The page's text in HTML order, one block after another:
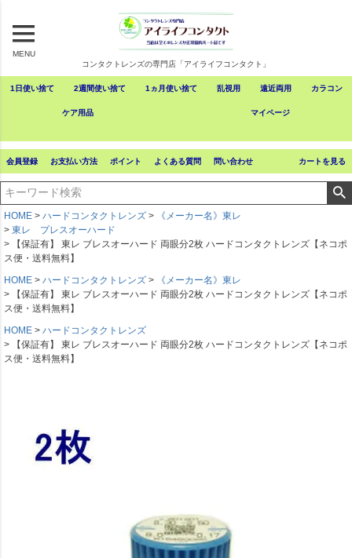
MENU
コンタクトレンズの専門店「アイライフコンタクト」
1日使い捨て 2週間使い捨て 1ヵ月使い捨て 乱視用 遠近両用 カラコン
ケア用品 マイページ
会員登録 お支払い方法 ポイント よくある質問 問い合わせ カートを見る
HOME ハードコンタクトレンズ
《メーカー名》東レ
東レ プレスオーハード
【保証有】 東レ ブレスオーハード 両眼分2枚 ハードコンタクトレンズ【ネコポ
ス便・送料無料】
HOME
ハードコンタクトレンズ
《メーカー名》東レ
【保証有】 東レ ブレスオーハード 両眼分2枚 ハードコンタクトレンズ【ネコポ
ス便・送料無料】
HOME
ハードコンタクトレンズ
【保証有】 東レ ブレスオーハード 両眼分2枚 ハードコンタクトレンズ【ネコポ
ス便・送料無料】